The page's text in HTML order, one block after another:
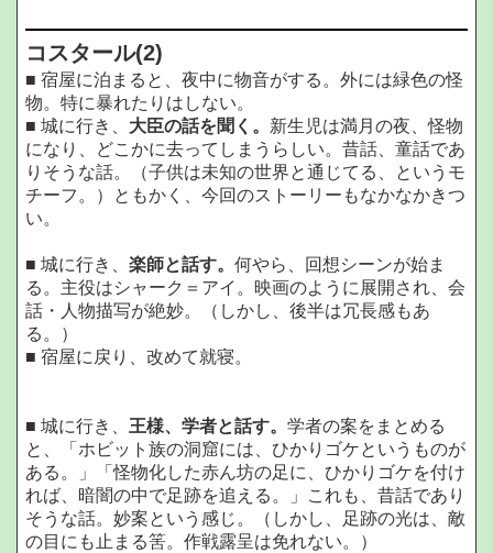
コスタール(2)
■ 宿屋に泊まると、夜中に物音がする。外には緑色の怪
物。特に暴れたりはしない。
■ 城に行き、 大臣の話を聞く。 新生児は満月の夜、怪物
になり、どこかに去ってしまうらしい。昔話、童話であ
りそうな話。（子供は未知の世界と通じてる、というモ
チーフ。）ともかく、今回のストーリーもなかなかきつ
い。
■ 城に行き、 楽師と話す。 何やら、回想シーンが始ま
る。主役はシャーク＝アイ。映画のように展開され、会
話・人物描写が絶妙。（しかし、後半は冗長感もあ
る。）
■ 宿屋に戻り、改めて就寝。
■ 城に行き、 王様、学者と話す。 学者の案をまとめる
と、「ホビット族の洞窟には、ひかりゴケというものが
ある。」「怪物化した赤ん坊の足に、ひかりゴケを付け
れば、暗闇の中で足跡を追える。」これも、昔話であり
そうな話。妙案という感じ。（しかし、足跡の光は、敵
の目にも止まる筈。作戦露呈は免れない。）